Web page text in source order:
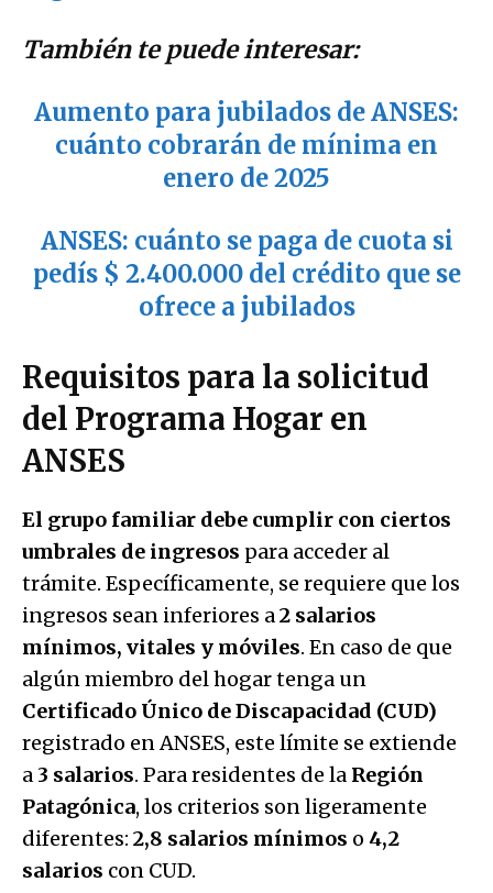
También te puede interesar:
Aumento para jubilados de ANSES:
cuánto cobrarán de mínima en
enero de 2025
ANSES: cuánto se paga de cuota si
pedís $ 2.400.000 del crédito que se
ofrece a jubilados
Requisitos para la solicitud
del Programa Hogar en
ANSES
El grupo familiar debe cumplir con ciertos
umbrales de ingresos para acceder al
trámite. Específicamente, se requiere que los
ingresos sean inferiores a2 salarios
mínimos, vitales y móviles. En caso de que
algún miembro del hogar tenga un
Certificado Único de Discapacidad (CUD)
registrado en ANSES, este límite se extiende
a 3 salarios. Para residentes de la Región
Patagónica, los criterios son ligeramente
diferentes: 2,8 salarios mínimos o 4,2
salarios con CUD.